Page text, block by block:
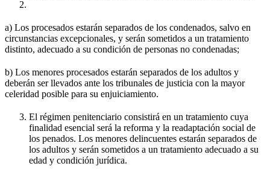
a) Los procesados estarán separados de los condenados, salvo en
circunstancias excepcionales, y serán sometidos a un tratamiento
distinto, adecuado a su condición de personas no condenadas;
b) Los menores procesados estarán separados de los adultos y
deberán ser llevados ante los tribunales de justicia con la mayor
celeridad posible para su enjuiciamiento.
El régimen penitenciario consistirá en un tratamiento cuya
finalidad esencial será la reforma y la readaptación social de
los penados. Los menores delincuentes estarán separados de
los adultos y serán sometidos a un tratamiento adecuado a su
edad y condición jurídica.